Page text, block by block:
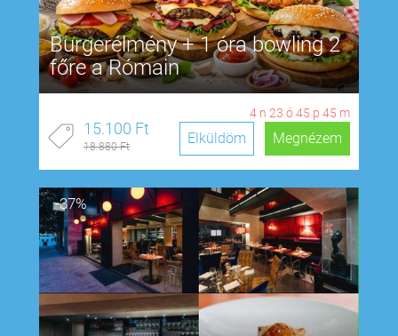
Burgerélmény + 1 óra bowling 2
főre a Rómain
4 n 23 ó45 p 44 m
15.100 Ft
18.880 Ft Megnézem
Elküldöm
-37%